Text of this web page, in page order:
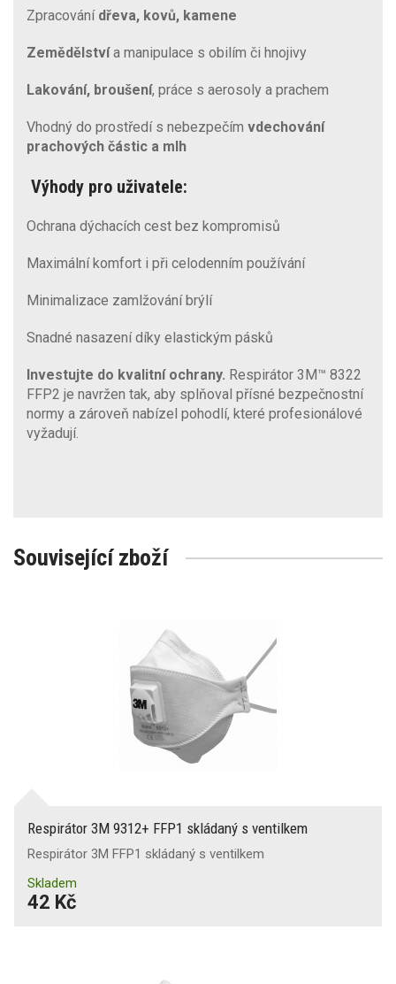
Zpracování dřeva, kovů, kamene
Zemědělstvía manipulace s obilím či hnojivy
Lakování, broušení, práce s aerosoly a prachem
Vhodný do prostředí s nebezpečím vdechování
prachových částic a mlh
Výhody pro uživatele:
Ochrana dýchacích cest bez kompromisů
Maximální komfort i při celodenním používání
Minimalizace zamlžování brýlí
Snadné nasazení díky elastickým pásků
Investujte do kvalitní ochrany. Respirátor 3M™ 8322
FFP2 je navržen tak, aby splňoval přísné bezpečnostní
normy a zároveň nabízel pohodlí, které profesionálové
vyžadují.
Související zboží
Respirátor 3M 9312+ FFP1 skládaný s ventilkem
Respirátor 3M FFP1 skládaný s ventilkem
Skladem
42 Kč